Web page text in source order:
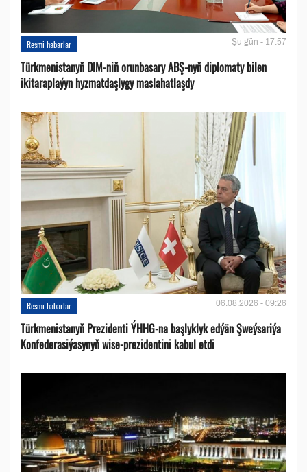
Resmi habarlar Şu gün - 17:57
Türkmenistanyň DIM-niň orunbasary ABŞ-nyň diplomaty bilen
ikitaraplaýyn hyzmatdaşlygy maslahatlaşdy
Resmi habarlar 06.08.2026 - 09:26
Türkmenistanyň Prezidenti ÝHHG-na başlyklyk edýän Şweýsariýa
Konfederasiýasynyň wise-prezidentini kabul etdi